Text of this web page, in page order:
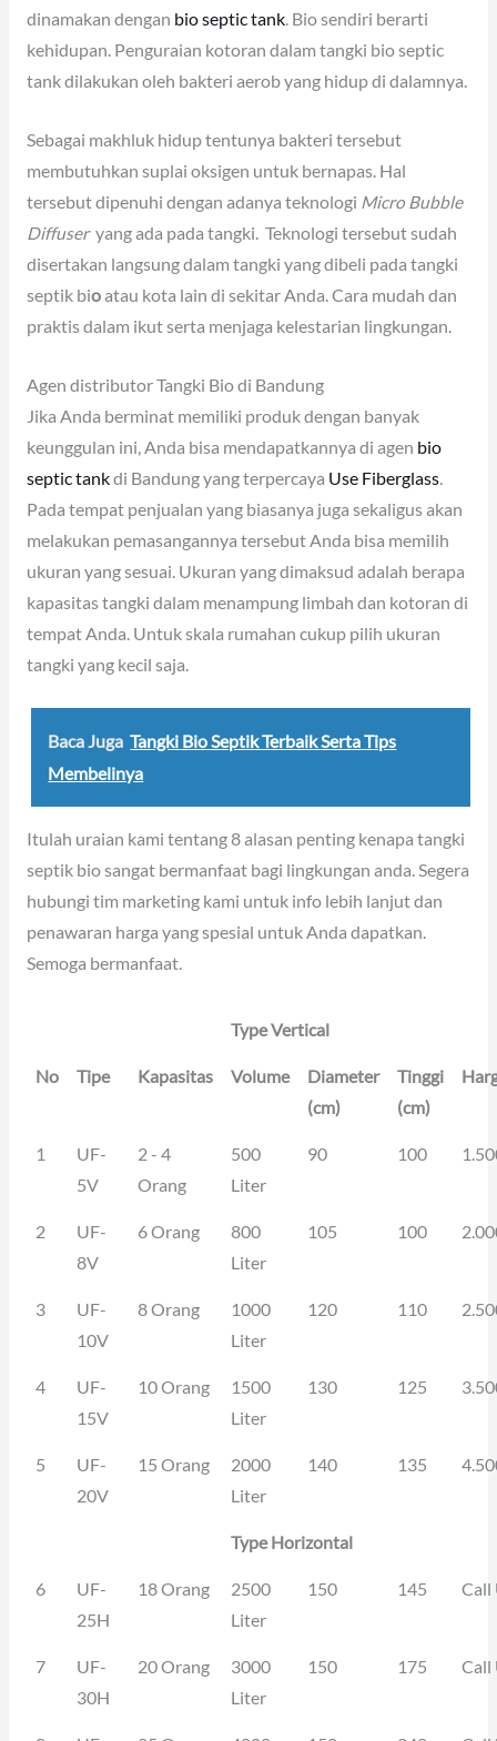
dinamakan dengan bio septic tank. Bio sendiri berarti
kehidupan. Penguraian kotoran dalam tangki bio septic
tank dilakukan oleh bakteri aerob yang hidup di dalamnya.
Sebagai makhluk hidup tentunya bakteri tersebut
membutuhkan suplai oksigen untuk bernapas. Hal
tersebut dipenuhi dengan adanya teknologi Micro Bubble
Diffuseryang ada pada tangki. Teknologi tersebut sudah
disertakan langsung dalam tangki yang dibeli pada tangki
septik bioatau kota lain di sekitar Anda. Cara mudah dan
praktis dalam ikut serta menjaga kelestarian lingkungan.
Agen distributor Tangki Bio di Bandung
Jika Anda berminat memiliki produk dengan banyak
keunggulan ini, Anda bisa mendapatkannya di agen bio
septic tankdi Bandung yang terpercaya Use Fiberglass.
Pada tempat penjualan yang biasanya juga sekaligus akan
melakukan pemasangannya tersebut Anda bisa memilih
ukuran yang sesuai. Ukuran yang dimaksud adalah berapa
kapasitas tangki dalam menampung limbah dan kotoran di
tempat Anda. Untuk skala rumahan cukup pilih ukuran
tangki yang kecil saja.
Baca Juga Tangki Bio Septik Terbaik Serta Tips
Membelinya
Itulah uraian kami tentang 8 alasan penting kenapa tangki
septik bio sangat bermanfaat bagi lingkungan anda. Segera
hubungi tim marketing kami untuk info lebih lanjut dan
penawaran harga yang spesial untuk Anda dapatkan.
Semoga bermanfaat.
Type Vertical
No Tipe Kapasitas Volume
Diameter
(cm)
Tinggi
(cm)
1
UF-
5V
2 - 4
Orang
500
Liter
90 100
2
UF-
8V
6 Orang
800
Liter
105 100
3
UF-
10V
8 Orang
1000
Liter
120 110
4
UF-
15V
10 Orang
1500
Liter
130 125
5
UF-
20V
15 Orang
2000
Liter
140 135
Type Horizontal
6
UF-
25H
18 Orang
2500
Liter
150 145 Call
7
UF-
30H
20 Orang
3000
Liter
150 175 Call